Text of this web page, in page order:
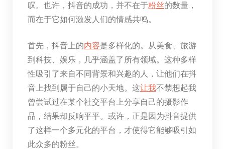
叹。也许，抖音的成功，并不在于粉丝的数量，
而在于它如何激发人们的情感共鸣。
首先，抖音上的内容是多样化的。从美食、旅游
到科技、娱乐，几乎涵盖了所有领域。这种多样
性吸引了来自不同背景和兴趣的人，让他们在抖
音上找到属于自己的小天地。这让我不禁想起我
曾尝试过在某个社交平台上分享自己的摄影作
品，结果却反响平平。或许，正是因为抖音提供
了这样一个多元化的平台，才使得它能够吸引如
此众多的粉丝。